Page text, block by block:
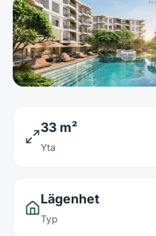
33 m²
Yta
Lägenhet
Typ